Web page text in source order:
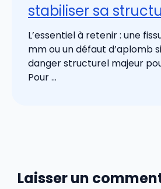
stabiliser sa
L’essentiel à retenir : une
mm ou un défaut d’aplomb
danger structurel majeur
Pour ...
Laisser un